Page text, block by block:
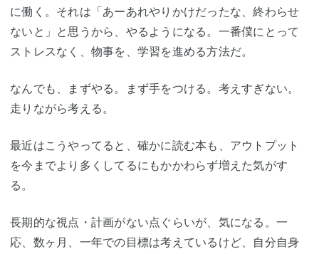
に働く。それは「あーあれやりかけだったな、終わらせ
ないと」と思うから、やるようになる。一番僕にとって
ストレスなく、物事を、学習を進める方法だ。
なんでも、まずやる。まず手をつける。考えすぎない。
走りながら考える。
最近はこうやってると、確かに読む本も、アウトプット
を今までより多くしてるにもかかわらず増えた気がす
る。
長期的な視点・計画がない点ぐらいが、気になる。一
応、数ヶ月、一年での目標は考えているけど、自分自身